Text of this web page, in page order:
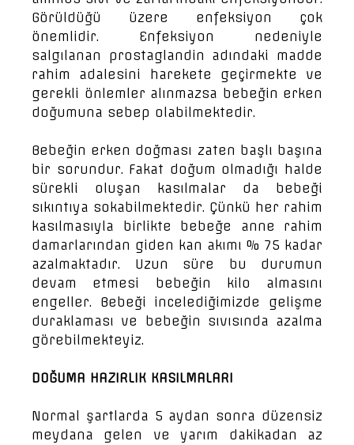
Görüldüğü üzere enfeksiyon çok
önemlidir. Enfeksiyon nedeniyle
salgılanan prostaglandin adındaki madde
rahim adalesini harekete geçirmekte ve
gerekli önlemler alınmazsa bebeğin erken
doğumuna sebep olabilmektedir.
Bebeğin erken doğması zaten başlı başına
bir sorundur. Fakat doğum olmadığı halde
sürekli oluşan kasılmalar da bebeği
sıkıntıya sokabilmektedir. Çünkü her rahim
kasılmasıyla birlikte bebeğe anne rahim
damarlarından giden kan akımı % 75 kadar
azalmaktadır. Uzun süre bu durumun
devam etmesi bebeğin kilo almasını
engeller. Bebeği incelediğimizde gelişme
duraklaması ve bebeğin sıvısında azalma
görebilmekteyiz.
DOĞUMA HAZIRLIK KASILMALARI
Normal şartlarda 5 aydan sonra düzensiz
meydana gelen ve yarım dakikadan az